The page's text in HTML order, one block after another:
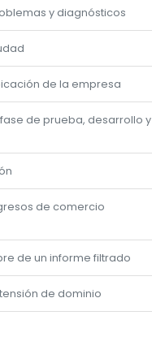
y diagnósticos
de la empresa
de prueba, desarrollo y
de comercio
de un informe filtrado
de dominio